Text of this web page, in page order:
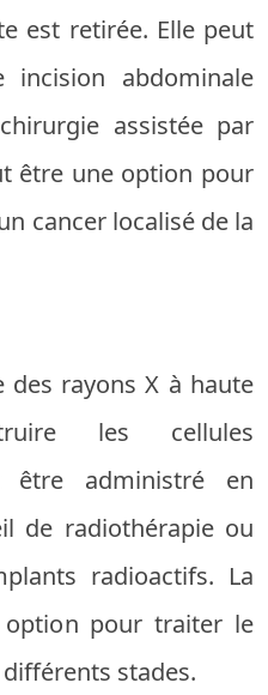
est retirée. Elle peut
abdominale
assistée par
être une option pour
cancer localisé de la
des rayons X à haute
les cellules
être administré en
de radiothérapie ou
radioactifs. La
pour traiter le
stades.